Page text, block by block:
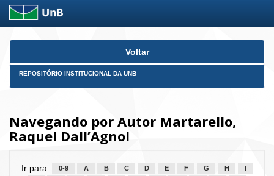
Skip
Voltar
REPOSITÓRIO INSTITUCIONAL DA UNB
Navegando por Autor Martarello,
Raquel Dall’Agnol
Ir para: 0-9 A B C D E F G H